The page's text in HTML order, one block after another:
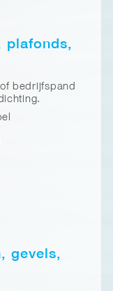
plafonds,
bedrijfspand
gevels,